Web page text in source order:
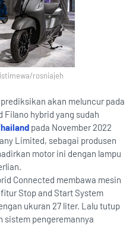
rosniajeh
akan meluncur pada
Filano hybrid yang sudah
pada November 2022
Limited, sebagai produsen
motor ini dengan lampu
Connected membawa mesin
Stop and Start System
ukuran 27 liter. Lalu tutup
sistem pengeremannya